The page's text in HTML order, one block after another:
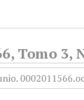
Tomo 3,